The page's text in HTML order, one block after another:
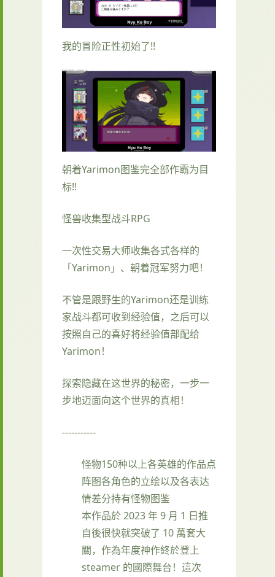
我的冒险正性初始了!!
朝着Yarimon图鉴完全部作霸为目
标!!
怪兽收集型战斗RPG
一次性交易大师收集各式各样的
「Yarimon」、朝着冠军努力吧！
不管是跟野生的Yarimon还是训练
家战斗都可收到经验值，之后可以
按照自己的喜好将经验值部配给
Yarimon！
探索隐藏在这世界的秘密，一步一
步地迈面向这个世界的真相！
-----------
怪物150种以上各英雄的作品点
阵图各角色的立绘以及各表达
情差分持有怪物图鉴
本作品於 2023 年 9 月 1 日推
自後很快就突破了 10 萬套大
關，作為年度神作終於登上
steamer 的國際舞台！這次